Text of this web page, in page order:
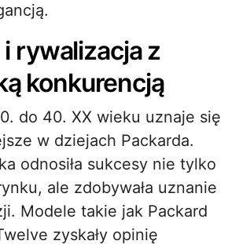
i rywalizacja z
konkurencją
do 40. XX wieku uznaje się
w dziejach Packarda.
odnosiła sukcesy nie tylko
ale zdobywała uznanie
Modele takie jak Packard
zyskały opinię